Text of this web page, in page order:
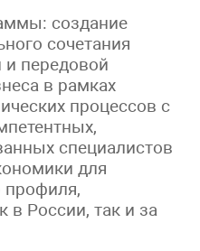
создание
сочетания
и передовой
в рамках
процессов с
специалистов
для
профиля,
России, так и за